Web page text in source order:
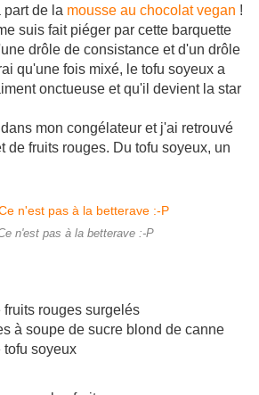
part de la mousse au chocolat vegan !
suis fait piéger par cette barquette
drôle de consistance et d'un drôle
qu'une fois mixé, le tofu soyeux a
onctueuse et qu'il devient la star
mon congélateur et j'ai retrouvé
de fruits rouges. Du tofu soyeux, un
n'est pas à la betterave :-P
fruits rouges surgelés
à soupe de sucre blond de canne
tofu soyeux